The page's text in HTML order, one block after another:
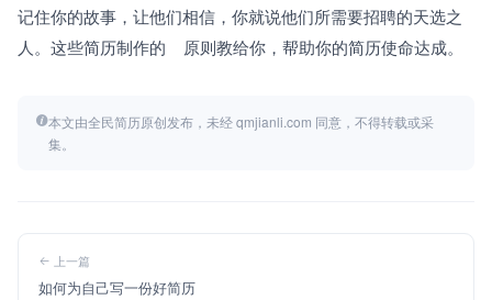
记住你的故事，让他们相信，你就说他们所需要招聘的天选之
人。这些简历制作的    原则教给你，帮助你的简历使命达成。
本文由全民简历原创发布，未经 qmjianli.com 同意，不得转载或采
集。
上一篇
如何为自己写一份好简历